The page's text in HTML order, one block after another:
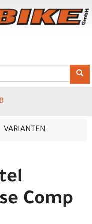
VARIANTEN
Comp